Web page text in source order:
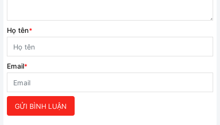
Họ tên*
Email*
GỬI BÌNH LUẬN